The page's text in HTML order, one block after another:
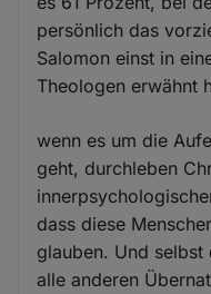
persönlich das
Salomon einst in
Theologen erwähnt
wenn es um die
geht, durchleben
dass diese
glauben. Und selbst
alle anderen